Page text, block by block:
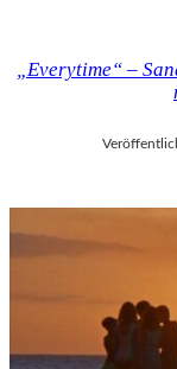
„Everytime“ –